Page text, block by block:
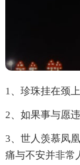
1、珍珠挂在颈
2、如果事与愿
3、世人羡慕凤
痛与不安并非常